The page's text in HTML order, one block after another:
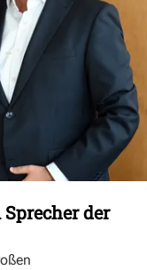
der